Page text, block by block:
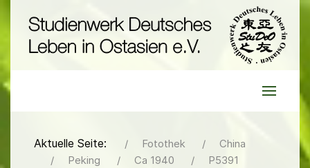
Aktuelle Seite: Fotothek
China
Peking
Ca 1940 P5391